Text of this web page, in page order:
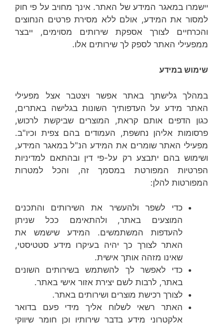
יישמרו במאגר המידע של האתר. אינך מחויב על פי חוק
למסור את המידע, אולם ללא מסירת פרטים הנחוצים
והכרחיים לצורך אספקת שירותים מסוימים, ייבצר
ממפעילי האתר לספק לך שירותים אלו.
שימוש במידע
במהלך גלישתך באתר אפשר ויצטבר אצל מפעילי
האתר מידע על העדפותיך השונות בגלישה באתרים,
כגון הדפים אותם קראת, המוצרים שביקשת לרכוש,
פרסומות אליהן נחשפת, העמודים בהם צפית וכיו"ב.
מפעילי האתר שומרים את המידע הנ"ל במאגר המידע,
ושימוש בהם יתבצע רק על-פי דין ובהתאם למדיניות
הפרטיות המפורטת במסמך זה, והכל למטרות
המפורטות להלן:
כדי לשפר ולהעשיר את השירותים והתכנים
המוצעים באתר, ולהתאימם ככל שניתן
להעדפות המשתמשים. המידע שישמש את
האתר לצורך כך יהיה בעיקרו מידע סטטיסטי,
שאינו מזהה אותך אישית.
כדי לאפשר לך להשתמש בשירותים השונים
באתר, לרבות לשם יצירת אזור אישי באתר.
לצורך רכישת מוצרים ושירותים באתר.
האתר רשאי לשלוח אליך מידי פעם בדואר
אלקטרוני מידע בדבר שירותיו וכן חומר שיווקי